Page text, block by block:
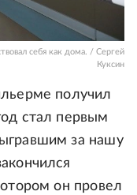
себя как дома. / Сергей
Куксин
получил
стал первым
за нашу
он провел